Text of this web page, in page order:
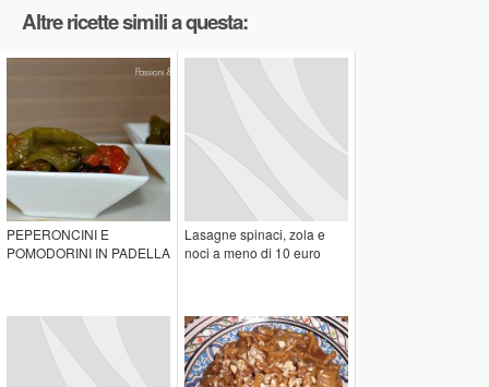
Altre ricette simili a questa:
PEPERONCINI E
POMODORINI IN PADELLA
Lasagne spinaci, zola e
noci a meno di 10 euro